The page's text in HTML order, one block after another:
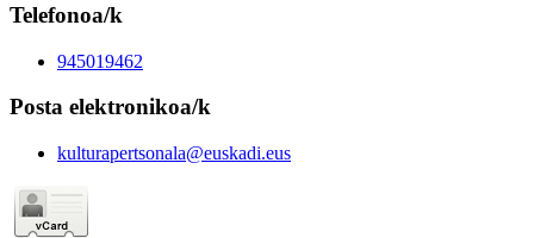
Telefonoa/k
945019462
Posta elektronikoa/k
kulturapertsonala@euskadi.eus